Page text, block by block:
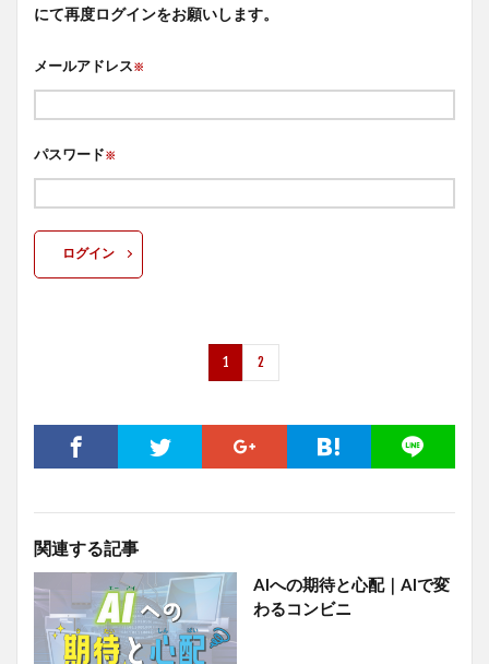
にて再度ログインをお願いします。
メールアドレス※
パスワード※
ログイン
1 2
関連する記事
AIへの期待と心配｜AIで変
わるコンビニ